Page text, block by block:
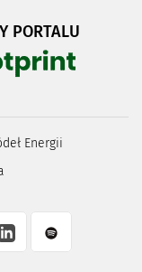
PORTALU
Energii